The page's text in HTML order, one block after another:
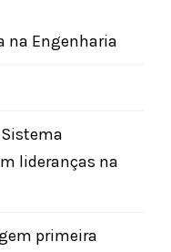
na Engenharia
lideranças na
primeira